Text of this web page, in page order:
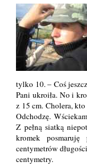
tylko 10. – Coś
Pani ukroiła. No i
z 15 cm. Cholera,
Odchodzę.
Z pełną siatką
kromek
centymetrów
centymetry.